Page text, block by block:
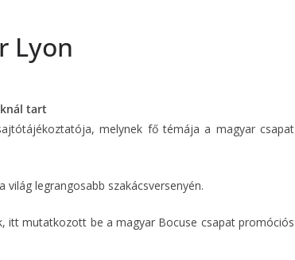
Lyon
tart
melynek fő témája a magyar csapat
legrangosabb szakácsversenyén.
itt mutatkozott be a magyar Bocuse csapat promóciós